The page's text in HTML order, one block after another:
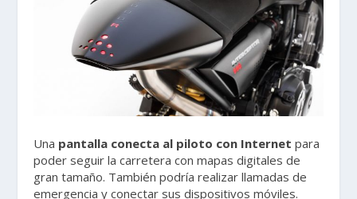
Una pantalla conecta al piloto con Internet para
poder seguir la carretera con mapas digitales de
gran tamaño. También podría realizar llamadas de
emergencia y conectar sus dispositivos móviles.